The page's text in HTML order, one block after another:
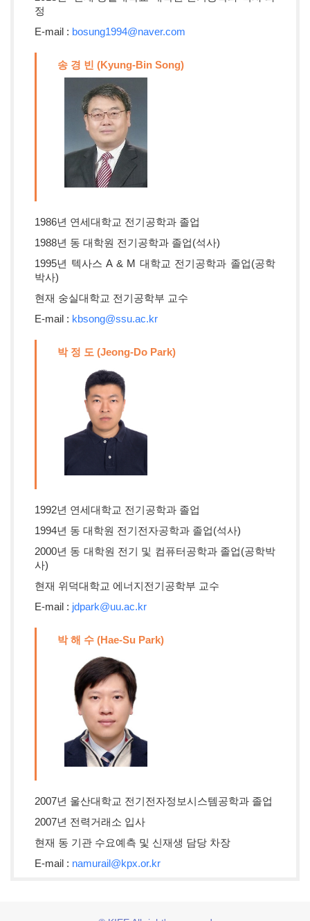
정
E-mail : bosung1994@naver.com
송 경 빈 (Kyung-Bin Song)
1986년 연세대학교 전기공학과 졸업
1988년 동 대학원 전기공학과 졸업(석사)
1995년 텍사스 A & M 대학교 전기공학과 졸업(공학
박사)
현재 숭실대학교 전기공학부 교수
E-mail : kbsong@ssu.ac.kr
박 정 도 (Jeong-Do Park)
1992년 연세대학교 전기공학과 졸업
1994년 동 대학원 전기전자공학과 졸업(석사)
2000년 동 대학원 전기 및 컴퓨터공학과 졸업(공학박
사)
현재 위덕대학교 에너지전기공학부 교수
E-mail : jdpark@uu.ac.kr
박 해 수 (Hae-Su Park)
2007년 울산대학교 전기전자정보시스템공학과 졸업
2007년 전력거래소 입사
현재 동 기관 수요예측 및 신재생 담당 차장
E-mail : namurail@kpx.or.kr